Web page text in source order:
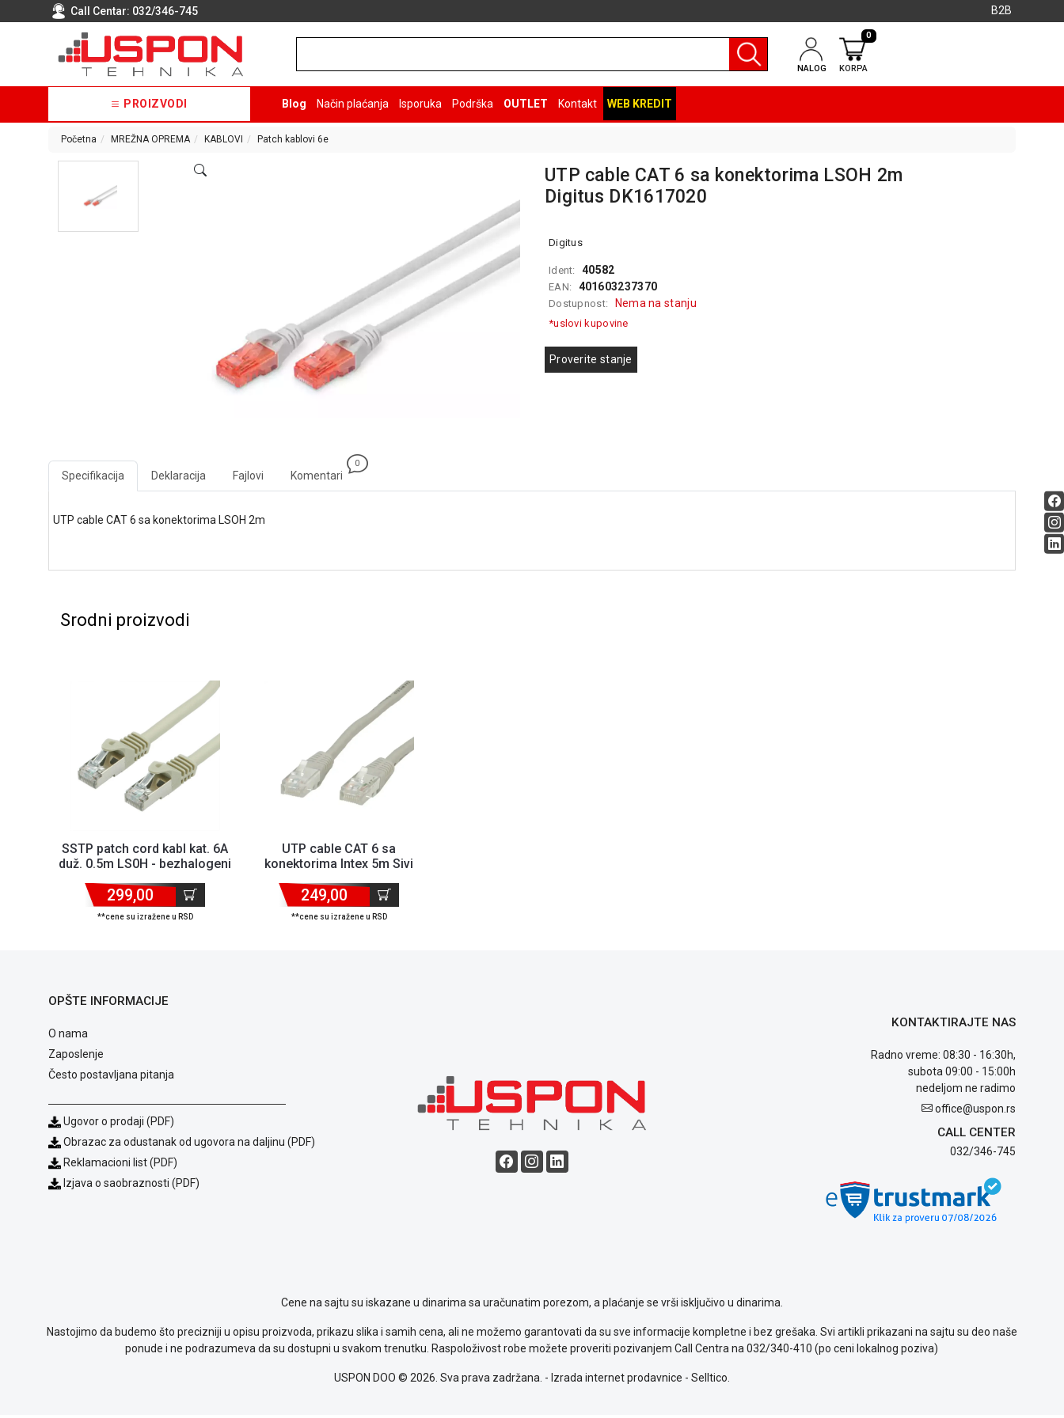
Call Centar: 032/346-745 B2B
NALOG KORPA
0
PROIZVODI Blog Način plaćanja Isporuka Podrška OUTLET Kontakt WEB KREDIT
Početna MREŽNA OPREMA KABLOVI Patch kablovi 6e
UTP cable CAT 6 sa konektorima LSOH 2m
Digitus DK1617020
Digitus
Ident: 40582
EAN: 401603237370
Dostupnost: Nema na stanju
*uslovi kupovine
Proverite stanje
Specifikacija Deklaracija Fajlovi Komentari
0
UTP cable CAT 6 sa konektorima LSOH 2m
Srodni proizvodi
SSTP patch cord kabl kat. 6A
duž. 0.5m LS0H - bezhalogeni
299,00
**cene su izražene u RSD
UTP cable CAT 6 sa
konektorima Intex 5m Sivi
249,00
**cene su izražene u RSD
OPŠTE INFORMACIJE
O nama
Zaposlenje
Često postavljana pitanja
Ugovor o prodaji (PDF)
Obrazac za odustanak od ugovora na daljinu (PDF)
Reklamacioni list (PDF)
Izjava o saobraznosti (PDF)
KONTAKTIRAJTE NAS
Radno vreme: 08:30 - 16:30h,
subota 09:00 - 15:00h
nedeljom ne radimo
office@uspon.rs
CALL CENTER
032/346-745
Cene na sajtu su iskazane u dinarima sa uračunatim porezom, a plaćanje se vrši isključivo u dinarima.
Nastojimo da budemo što precizniji u opisu proizvoda, prikazu slika i samih cena, ali ne možemo garantovati da su sve informacije kompletne i bez grešaka. Svi artikli prikazani na sajtu su deo naše
ponude i ne podrazumeva da su dostupni u svakom trenutku. Raspoloživost robe možete proveriti pozivanjem Call Centra na 032/340-410 (po ceni lokalnog poziva)
USPON DOO © 2026. Sva prava zadržana. - Izrada internet prodavnice - Selltico.